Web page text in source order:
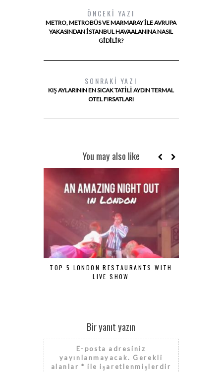
ÖNCEKI YAZI
METRO, METROBÜS VE MARMARAY ILE AVRUPA
YAKASINDAN İSTANBUL HAVAALANINA NASIL
GIDILIR?
SONRAKI YAZI
KIŞ AYLARININ EN SICAK TATILI AYDIN TERMAL
OTEL FIRSATLARI
You may also like
TOP 5 LONDON RESTAURANTS WITH
LIVE SHOW
Bir yanıt yazın
E-posta adresiniz
yayınlanmayacak. Gerekli
alanlar* ile işaretlenmişlerdir